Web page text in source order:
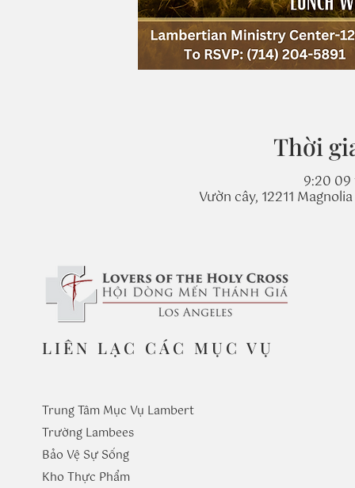
Thời
9:20 09
Vườn cây, 12211
LIÊN LẠC CÁC MỤC VỤ
Trung Tâm Mục Vụ Lambert
Trường Lambees
Bảo Vệ Sự Sống
Kho Thực Phẩm